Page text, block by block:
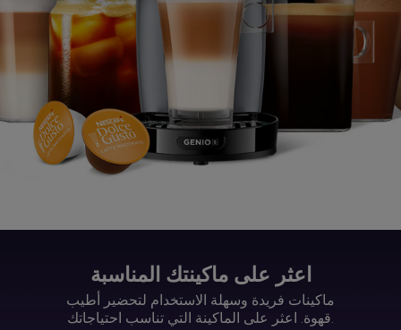
اعثر على ماكينتك المناسبة
ماكينات فريدة وسهلة الاستخدام لتحضير أطيب